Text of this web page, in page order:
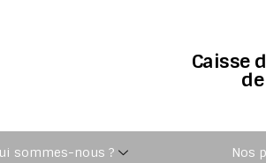
Caisse
sommes-nous ? Nos